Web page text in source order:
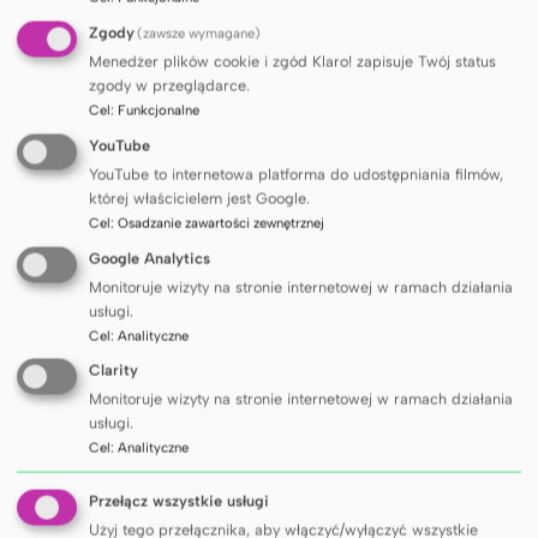
NAUKA
Dr hab. Ewa Bandurska
w gronie ekspertów AOTMiT
UCZELNIA
Zgody(zawsze wymagane)
Menedżer plików cookie i zgód Klaro! zapisuje Twój status
zgody w przeglądarce.
Cel: Funkcjonalne
YouTube
YouTube to internetowa platforma do udostępniania filmów,
której właścicielem jest Google.
Cel: Osadzanie zawartości zewnętrznej
Google Analytics
Monitoruje wizyty na stronie internetowej w ramach działania
usługi.
Cel: Analityczne
Clarity
Monitoruje wizyty na stronie internetowej w ramach działania
usługi.
Cel: Analityczne
Przełącz wszystkie usługi
Użyj tego przełącznika, aby włączyć/wyłączyć wszystkie